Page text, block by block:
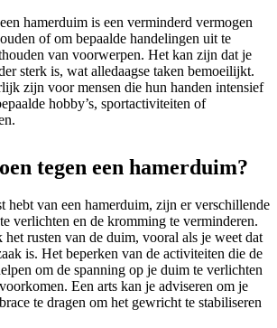
hamerduim is een verminderd vermogen
of om bepaalde handelingen uit te
van voorwerpen. Het kan zijn dat je
sterk is, wat alledaagse taken bemoeilijkt.
zijn voor mensen die hun handen intensief
hobby’s, sportactiviteiten of
tegen een hamerduim?
hebt van een hamerduim, zijn er verschillende
verlichten en de kromming te verminderen.
het rusten van de duim, vooral als je weet dat
is. Het beperken van de activiteiten die de
om de spanning op je duim te verlichten
Een arts kan je adviseren om je
te dragen om het gewricht te stabiliseren